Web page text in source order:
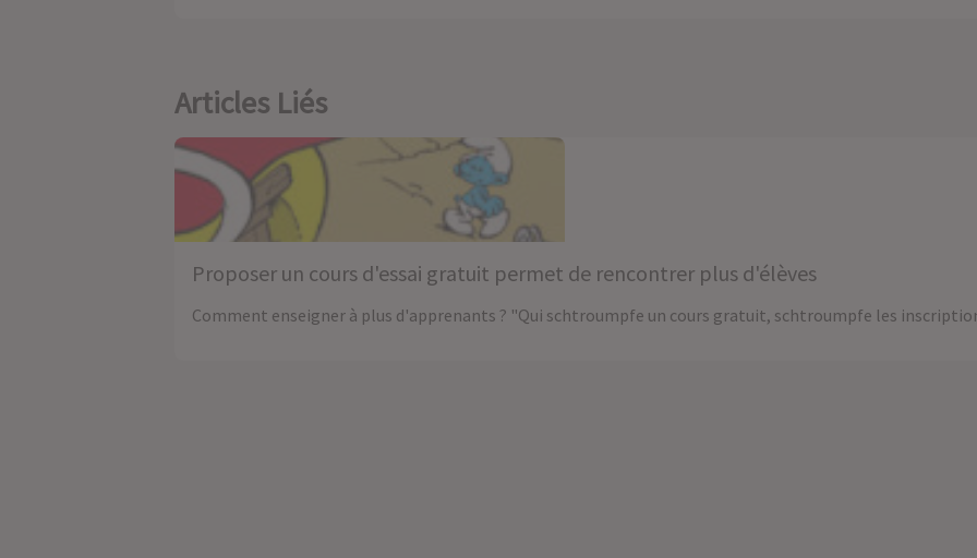
Articles Liés
Proposer un cours d'essai gratuit permet de rencontrer plus d'élèves
Comment enseigner à plus d'apprenants ? "Qui schtroumpfe un cours gratuit, schtroumpfe les